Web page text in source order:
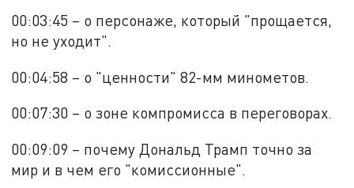
00:03:45 – о персонаже, который "прощается,
но не уходит".
00:04:58 – о "ценности" 82-мм минометов.
00:07:30 – о зоне компромисса в переговорах.
00:09:09 – почему Дональд Трамп точно за
мир и в чем его "комиссионные".